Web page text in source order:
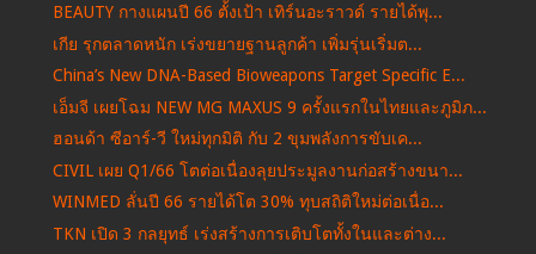
BEAUTY กางแผนปี 66 ตั้งเป้า เทิร์นอะราวด์ รายได้พุ...
เกีย รุกตลาดหนัก เร่งขยายฐานลูกค้า เพิ่มรุ่นเริ่มต...
China’s New DNA-Based Bioweapons Target Specific E...
เอ็มจี เผยโฉม NEW MG MAXUS 9 ครั้งแรกในไทยและภูมิภ...
ฮอนด้า ซีอาร์-วี ใหม่ทุกมิติ กับ 2 ขุมพลังการขับเค...
CIVIL เผย Q1/66 โตต่อเนื่องลุยประมูลงานก่อสร้างขนา...
WINMED ลั่นปี 66 รายได้โต 30% ทุบสถิติใหม่ต่อเนื่อ...
TKN เปิด 3 กลยุทธ์ เร่งสร้างการเติบโตทั้งในและต่าง...